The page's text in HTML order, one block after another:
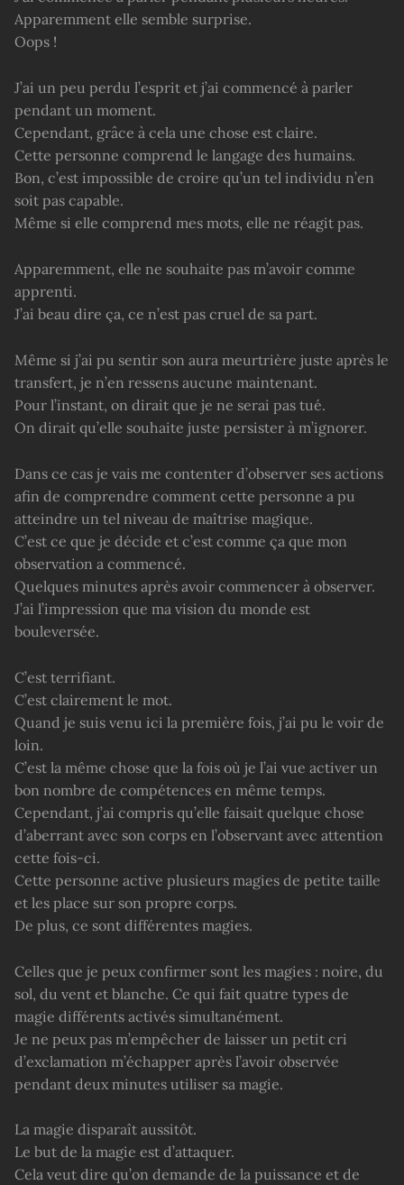
Apparemment elle semble surprise.
Oops !
J’ai un peu perdu l’esprit et j’ai commencé à parler
pendant un moment.
Cependant, grâce à cela une chose est claire.
Cette personne comprend le langage des humains.
Bon, c’est impossible de croire qu’un tel individu n’en
soit pas capable.
Même si elle comprend mes mots, elle ne réagit pas.
Apparemment, elle ne souhaite pas m’avoir comme
apprenti.
J’ai beau dire ça, ce n’est pas cruel de sa part.
Même si j’ai pu sentir son aura meurtrière juste après le
transfert, je n’en ressens aucune maintenant.
Pour l’instant, on dirait que je ne serai pas tué.
On dirait qu’elle souhaite juste persister à m’ignorer.
Dans ce cas je vais me contenter d’observer ses actions
afin de comprendre comment cette personne a pu
atteindre un tel niveau de maîtrise magique.
C’est ce que je décide et c’est comme ça que mon
observation a commencé.
Quelques minutes après avoir commencer à observer.
J’ai l’impression que ma vision du monde est
bouleversée.
C’est terrifiant.
C’est clairement le mot.
Quand je suis venu ici la première fois, j’ai pu le voir de
loin.
C’est la même chose que la fois où je l’ai vue activer un
bon nombre de compétences en même temps.
Cependant, j’ai compris qu’elle faisait quelque chose
d’aberrant avec son corps en l’observant avec attention
cette fois-ci.
Cette personne active plusieurs magies de petite taille
et les place sur son propre corps.
De plus, ce sont différentes magies.
Celles que je peux confirmer sont les magies : noire, du
sol, du vent et blanche. Ce qui fait quatre types de
magie différents activés simultanément.
Je ne peux pas m’empêcher de laisser un petit cri
d’exclamation m’échapper après l’avoir observée
pendant deux minutes utiliser sa magie.
La magie disparaît aussitôt.
Le but de la magie est d’attaquer.
Cela veut dire qu’on demande de la puissance et de